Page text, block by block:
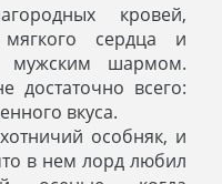
кровей,
мягкого сердца и
мужским шармом.
достаточно всего:
вкуса.
особняк, и
в нем лорд любил